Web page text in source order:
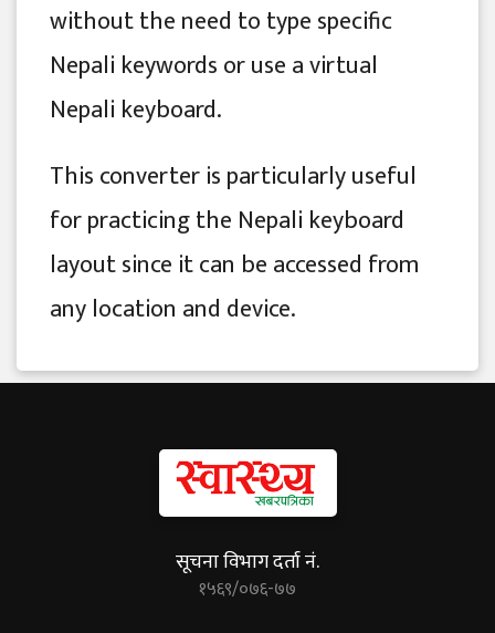
without the need to type specific
Nepali keywords or use a virtual
Nepali keyboard.
This converter is particularly useful
for practicing the Nepali keyboard
layout since it can be accessed from
any location and device.
सूचना विभाग दर्ता नं.
१५६९/०७६-७७